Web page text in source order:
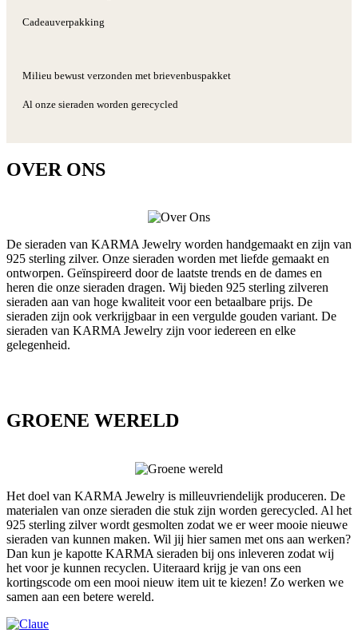
Cadeauverpakking
Milieu bewust verzonden met brievenbuspakket
Al onze sieraden worden gerecycled
OVER ONS
De sieraden van KARMA Jewelry worden handgemaakt en zijn van
925 sterling zilver. Onze sieraden worden met liefde gemaakt en
ontworpen. Geïnspireerd door de laatste trends en de dames en
heren die onze sieraden dragen. Wij bieden 925 sterling zilveren
sieraden aan van hoge kwaliteit voor een betaalbare prijs. De
sieraden zijn ook verkrijgbaar in een vergulde gouden variant. De
sieraden van KARMA Jewelry zijn voor iedereen en elke
gelegenheid.
GROENE WERELD
Het doel van KARMA Jewelry is milleuvriendelijk produceren. De
materialen van onze sieraden die stuk zijn worden gerecycled. Al het
925 sterling zilver wordt gesmolten zodat we er weer mooie nieuwe
sieraden van kunnen maken. Wil jij hier samen met ons aan werken?
Dan kun je kapotte KARMA sieraden bij ons inleveren zodat wij
het voor je kunnen recyclen. Uiteraard krijg je van ons een
kortingscode om een mooi nieuw item uit te kiezen! Zo werken we
samen aan een betere wereld.